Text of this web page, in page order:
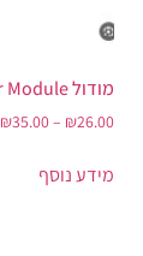
מודול RDM6300 125Khz RFID Reader Module
₪26.00
–
₪35.00
מידע נוסף